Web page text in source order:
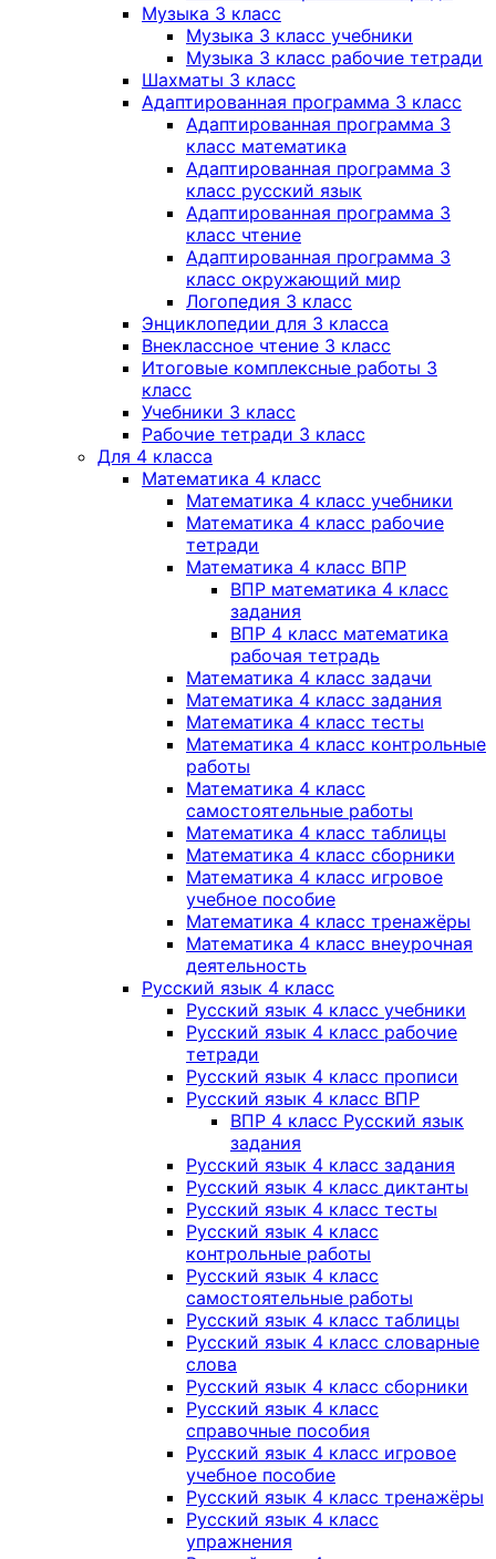
Музыка 3 класс
Музыка 3 класс учебники
Музыка 3 класс рабочие тетради
Шахматы 3 класс
Адаптированная программа 3 класс
Адаптированная программа 3
класс математика
Адаптированная программа 3
класс русский язык
Адаптированная программа 3
класс чтение
Адаптированная программа 3
класс окружающий мир
Логопедия 3 класс
Энциклопедии для 3 класса
Внеклассное чтение 3 класс
Итоговые комплексные работы 3
класс
Учебники 3 класс
Рабочие тетради 3 класс
Для 4 класса
Математика 4 класс
Математика 4 класс учебники
Математика 4 класс рабочие
тетради
Математика 4 класс ВПР
ВПР математика 4 класс
задания
ВПР 4 класс математика
рабочая тетрадь
Математика 4 класс задачи
Математика 4 класс задания
Математика 4 класс тесты
Математика 4 класс контрольные
работы
Математика 4 класс
самостоятельные работы
Математика 4 класс таблицы
Математика 4 класс сборники
Математика 4 класс игровое
учебное пособие
Математика 4 класс тренажёры
Математика 4 класс внеурочная
деятельность
Русский язык 4 класс
Русский язык 4 класс учебники
Русский язык 4 класс рабочие
тетради
Русский язык 4 класс прописи
Русский язык 4 класс ВПР
ВПР 4 класс Русский язык
задания
Русский язык 4 класс задания
Русский язык 4 класс диктанты
Русский язык 4 класс тесты
Русский язык 4 класс
контрольные работы
Русский язык 4 класс
самостоятельные работы
Русский язык 4 класс таблицы
Русский язык 4 класс словарные
слова
Русский язык 4 класс сборники
Русский язык 4 класс
справочные пособия
Русский язык 4 класс игровое
учебное пособие
Русский язык 4 класс тренажёры
Русский язык 4 класс
упражнения